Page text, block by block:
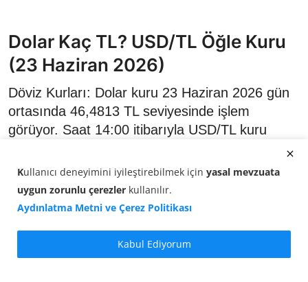
Dolar Kaç TL? USD/TL Öğle Kuru
(23 Haziran 2026)
Döviz Kurları: Dolar kuru 23 Haziran 2026 gün
ortasında 46,4813 TL seviyesinde işlem
görüyor. Saat 14:00 itibarıyla USD/TL kuru
Kullanıcı deneyimini iyileştirebilmek için yasal mevzuata
uygun zorunlu çerezler kullanılır.
Aydınlatma Metni ve Çerez Politikası
Kabul Ediyorum